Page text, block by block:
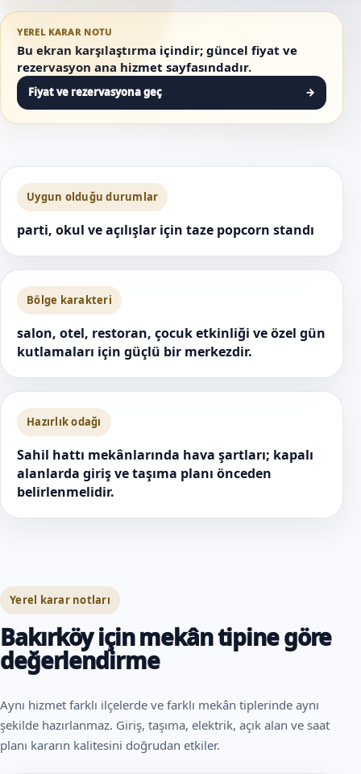
YEREL KARAR NOTU
Bu ekran karşılaştırma içindir; güncel fiyat ve
rezervasyon ana hizmet sayfasındadır.
Fiyat ve rezervasyona geç →
Uygun olduğu durumlar
parti, okul ve açılışlar için taze popcorn standı
Bölge karakteri
salon, otel, restoran, çocuk etkinliği ve özel gün
kutlamaları için güçlü bir merkezdir.
Hazırlık odağı
Sahil hattı mekânlarında hava şartları; kapalı
alanlarda giriş ve taşıma planı önceden
belirlenmelidir.
Yerel karar notları
Bakırköy için mekân tipine göre
değerlendirme
Aynı hizmet farklı ilçelerde ve farklı mekân tiplerinde aynı
şekilde hazırlanmaz. Giriş, taşıma, elektrik, açık alan ve saat
planı kararın kalitesini doğrudan etkiler.